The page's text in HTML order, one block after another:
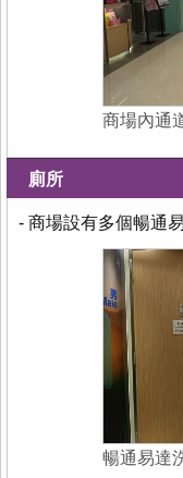
商場內通
廁所
- 商場設有多個暢通
暢通易達